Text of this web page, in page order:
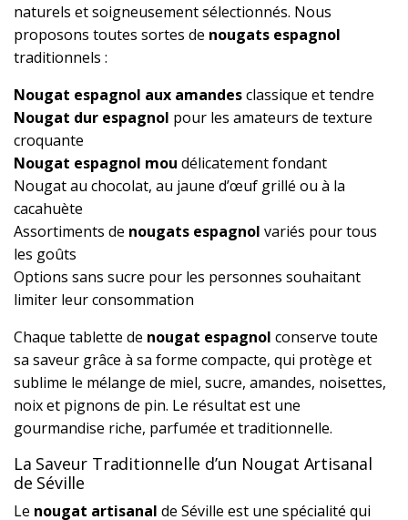
naturels et soigneusement sélectionnés. Nous
proposons toutes sortes de nougats espagnol
traditionnels :
Nougat espagnol aux amandesclassique et tendre
Nougat dur espagnol pour les amateurs de texture
croquante
Nougat espagnol mou délicatement fondant
Nougat au chocolat, au jaune d’œuf grillé ou à la
cacahuète
Assortiments de nougats espagnol variés pour tous
les goûts
Options sans sucre pour les personnes souhaitant
limiter leur consommation
Chaque tablette de nougat espagnol conserve toute
sa saveur grâce à sa forme compacte, qui protège et
sublime le mélange de miel, sucre, amandes, noisettes,
noix et pignons de pin. Le résultat est une
gourmandise riche, parfumée et traditionnelle.
La Saveur Traditionnelle d’un Nougat Artisanal
de Séville
Le nougat artisanal de Séville est une spécialité qui